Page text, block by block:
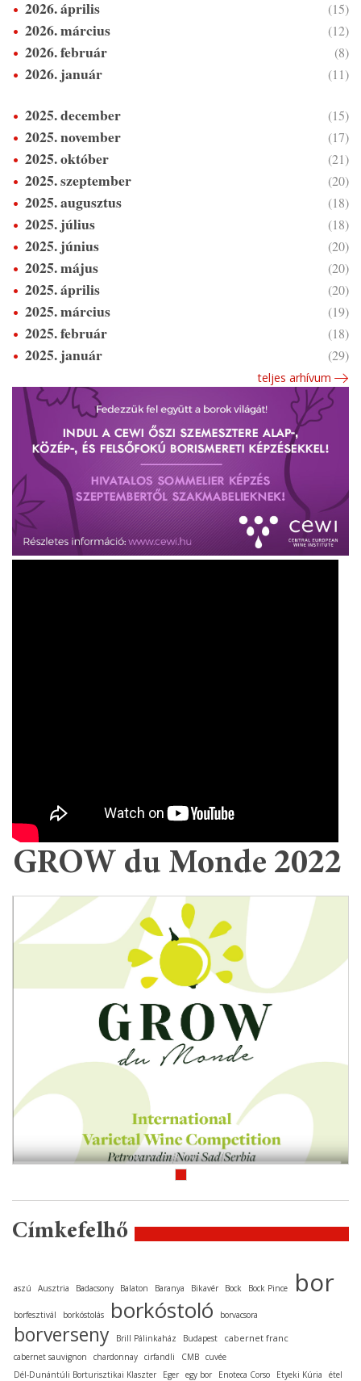
2026. április (15)
2026. március (12)
2026. február (8)
2026. január (11)
2025. december (15)
2025. november (17)
2025. október (21)
2025. szeptember (20)
2025. augusztus (18)
2025. július (18)
2025. június (20)
2025. május (20)
2025. április (20)
2025. március (19)
2025. február (18)
2025. január (29)
teljes arhívum
GROW du Monde 2022
Címkefelhő
aszú Ausztria Badacsony Balaton Baranya Bikavér Bock Bock Pince bor
borfesztivál borkóstolás borkóstoló borvacsora
borverseny Brill Pálinkaház Budapest cabernet franc
cabernet sauvignon chardonnay cirfandli CMB cuvée
Dél-Dunántúli Borturisztikai Klaszter
Eger egy bor Enoteca Corso Etyeki Kúria
étel